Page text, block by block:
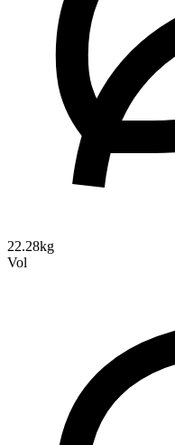
22.28kg
Vol